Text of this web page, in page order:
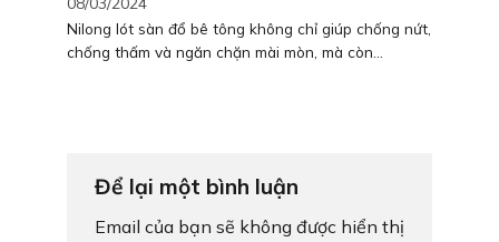
Nilong lót sàn đổ bê tông không chỉ giúp chống nứt,
chống thấm và ngăn chặn mài mòn, mà còn...
Để lại một bình luận
Email của bạn sẽ không được hiển thị